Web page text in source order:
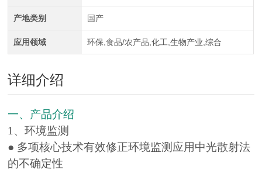
产地类别 国产
应用领域 环保,食品/农产品,化工,生物产业,综合
详细介绍
一、产品介绍
1、环境监测
● 多项核心技术有效修正环境监测应用中光散射法
的不确定性